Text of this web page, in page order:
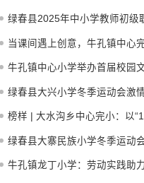
绿春县2025年中小学教师初级
当课间遇上创意，牛孔镇中心
牛孔镇中心小学举办首届校园
绿春县大兴小学冬季运动会激
榜样 | 大水沟乡中心完小：以
绿春县大寨民族小学冬季运动
牛孔镇龙丁小学：劳动实践助